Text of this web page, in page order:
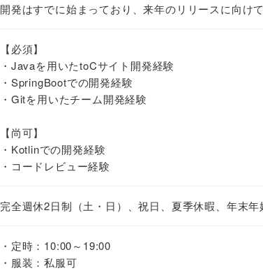
開発はすでに始まっており、来年のリリースに向け
【必須】
・Javaを用いたtoCサイト開発経験
・SpringBootでの開発経験
・Gitを用いたチーム開発経験
【尚可】
・Kotlinでの開発経験
・コードレビュー経験
完全週休2日制（土・日）、祝日、夏季休暇、年末年
・定時：10:00～19:00
・服装：私服可